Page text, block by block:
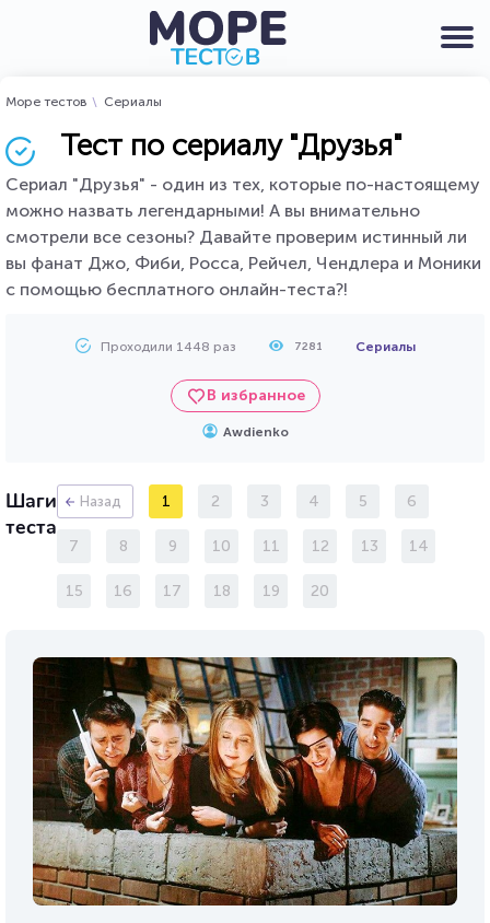
Море тестов Сериалы
Тест по сериалу "Друзья"
Сериал "Друзья" - один из тех, которые по-настоящему
можно назвать легендарными! А вы внимательно
смотрели все сезоны? Давайте проверим истинный ли
вы фанат Джо, Фиби, Росса, Рейчел, Чендлера и Моники
с помощью бесплатного онлайн-теста?!
Проходили 1448 раз 7281 Сериалы
В избранное
Awdienko
Шаги
теста
Назад 1 2 3 4 5 6
7 8 9 10 11 12 13 14
15 16 17 18 19 20